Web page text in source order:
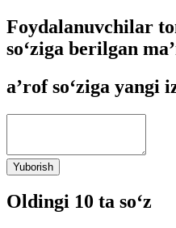
Foydalanuvchilar
so‘ziga berilgan
aʼrof so‘ziga yangi
Yuborish
Oldingi 10 ta so‘z